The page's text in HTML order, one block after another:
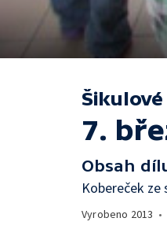
Šikulové
7.
Obsah
Kobereček
Vyrobeno 2013 •